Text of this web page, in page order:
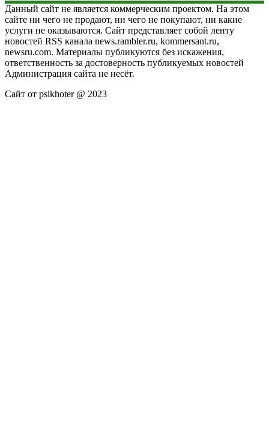
Данный сайт не является коммерческим проектом. На этом
сайте ни чего не продают, ни чего не покупают, ни какие
услуги не оказываются. Сайт представляет собой ленту
новостей RSS канала news.rambler.ru, kommersant.ru,
newsru.com. Материалы публикуются без искажения,
ответственность за достоверность публикуемых новостей
Администрация сайта не несёт.
Сайт от psikhoter @ 2023